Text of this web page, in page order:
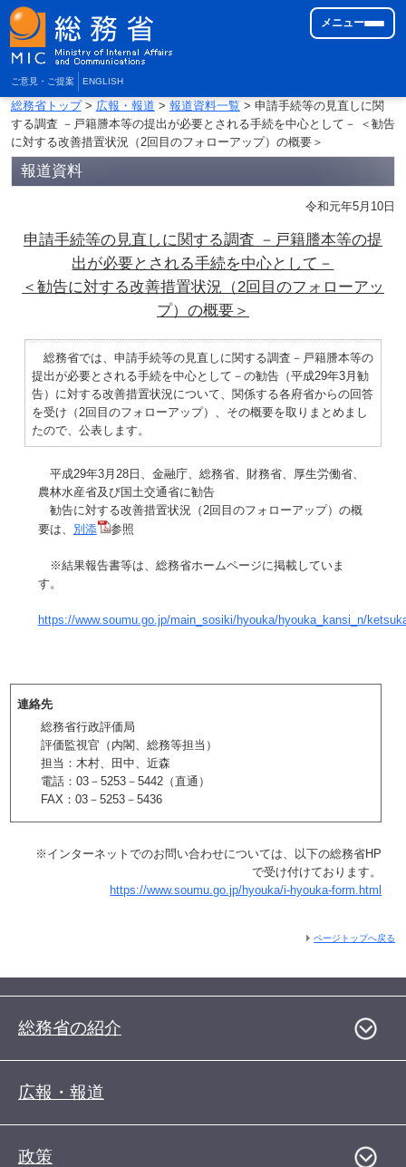
ご意見・ご提案 ENGLISH
メニュー
総務省トップ> 広報・報道 > 報道資料一覧> 申請手続等の見直しに関
する調査 －戸籍謄本等の提出が必要とされる手続を中心として－ ＜勧告
に対する改善措置状況（2回目のフォローアップ）の概要＞
報道資料
令和元年5月10日
申請手続等の見直しに関する調査 －戸籍謄本等の提
出が必要とされる手続を中心として－
＜勧告に対する改善措置状況（2回目のフォローアッ
プ）の概要＞
総務省では、申請手続等の見直しに関する調査－戸籍謄本等の
提出が必要とされる手続を中心として－の勧告（平成29年3月勧
告）に対する改善措置状況について、関係する各府省からの回答
を受け（2回目のフォローアップ）、その概要を取りまとめまし
たので、公表します。
平成29年3月28日、金融庁、総務省、財務省、厚生労働省、
農林水産省及び国土交通省に勧告
勧告に対する改善措置状況（2回目のフォローアップ）の概
要は、 別添 参照
※結果報告書等は、総務省ホームページに掲載していま
す。
https://www.soumu.go.jp/main_sosiki/hyouka/hyouka_kansi_n/
連絡先
総務省行政評価局
評価監視官（内閣、総務等担当）
担当：木村、田中、近森
電話：03－5253－5442（直通）
FAX：03－5253－5436
※インターネットでのお問い合わせについては、以下の総務省HP
で受け付けております。
https://www.soumu.go.jp/hyouka/i-hyouka-form.html
ページトップへ戻る
総務省の紹介
広報・報道
政策